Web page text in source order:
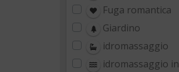
Fuga romantica
Giardino
idromassaggio
idromassaggio in